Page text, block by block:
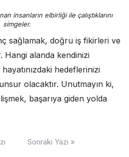
insanların elbirliği ile çalıştıklarını
simgeler.
sağlamak, doğru iş fikirleri ve
Hangi alanda kendinizi
hedeflerinizi
olacaktır. Unutmayın ki,
başarıya giden yolda
Sonraki Yazı »